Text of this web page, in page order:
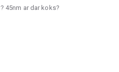
45nm ar dar koks?